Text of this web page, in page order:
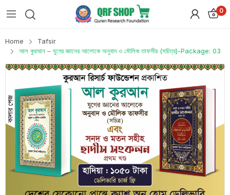
0
Home
Tafsir
আল কুরআন – যুগের জ্ঞানের আলোকে অনুবাদ ও মৌলিক তাফসীর (সচিত্র)-Package: 03